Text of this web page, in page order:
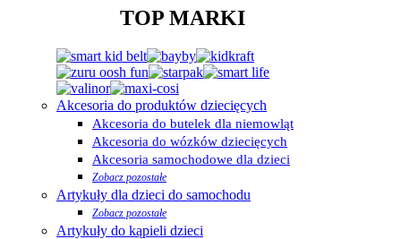
TOP MARKI
Akcesoria do produktów dziecięcych
Akcesoria do butelek dla niemowląt
Akcesoria do wózków dziecięcych
Akcesoria samochodowe dla dzieci
Zobacz pozostałe
Artykuły dla dzieci do samochodu
Zobacz pozostałe
Artykuły do kąpieli dzieci